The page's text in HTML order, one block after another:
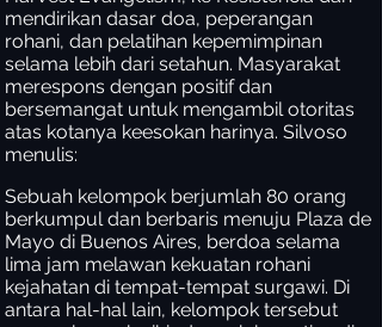
mendirikan dasar doa, peperangan
rohani, dan pelatihan kepemimpinan
selama lebih dari setahun. Masyarakat
merespons dengan positif dan
bersemangat untuk mengambil otoritas
atas kotanya keesokan harinya. Silvoso
menulis:
Sebuah kelompok berjumlah 80 orang
berkumpul dan berbaris menuju Plaza de
Mayo di Buenos Aires, berdoa selama
lima jam melawan kekuatan rohani
kejahatan di tempat-tempat surgawi. Di
antara hal-hal lain, kelompok tersebut